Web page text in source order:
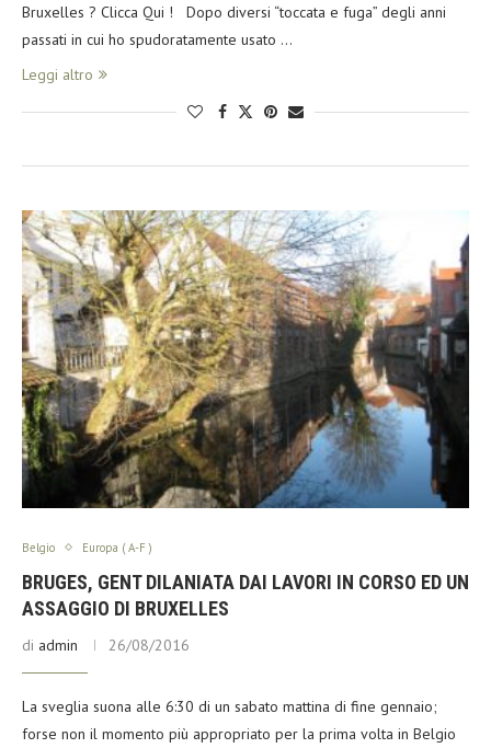
Bruxelles ? Clicca Qui ! Dopo diversi “toccata e fuga” degli anni
passati in cui ho spudoratamente usato …
Leggi altro
Belgio Europa ( A-F )
BRUGES, GENT DILANIATA DAI LAVORI IN CORSO ED UN
ASSAGGIO DI BRUXELLES
di admin 26/08/2016
La sveglia suona alle 6:30 di un sabato mattina di fine gennaio;
forse non il momento più appropriato per la prima volta in Belgio